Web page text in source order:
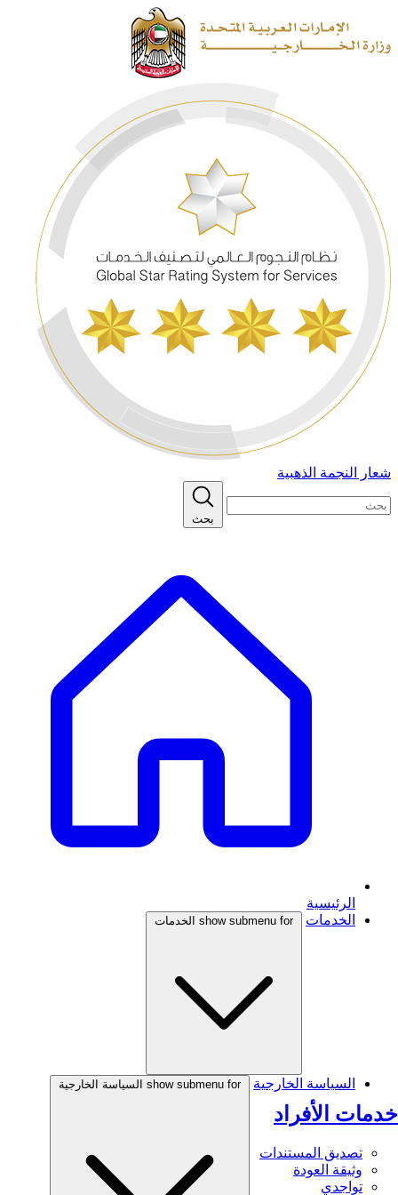
شعار النجمة الذهبية
بحث
الرئيسية
الخدمات
show submenu for الخدمات
خدمات الأفراد
تصديق المستندات
وثيقة العودة
تواجدي
السياسة الخارجية show submenu for السياسة الخارجية